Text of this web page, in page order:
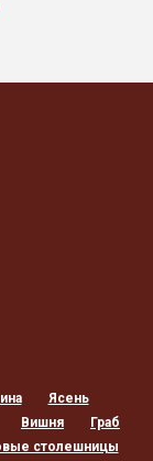
Ясень
Вишня
Граб
столешницы